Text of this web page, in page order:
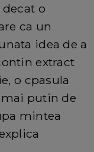
o
ca un
idea de a
extract
o cpasula
putin de
mintea